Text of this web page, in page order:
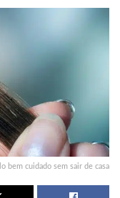
bem cuidado sem sair de casa